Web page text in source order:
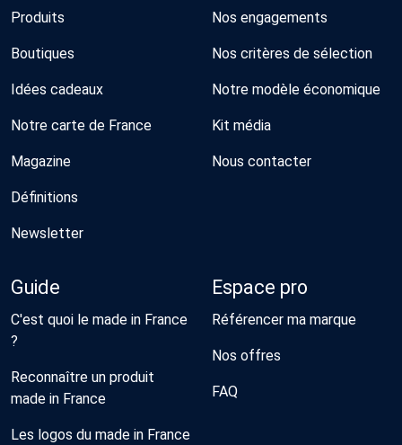
Produits
Boutiques
Idées cadeaux
Notre carte de France
Magazine
Définitions
Newsletter
Nos engagements
Nos critères de sélection
Notre modèle économique
Kit média
Nous contacter
Guide
C'est quoi le made in France
?
Reconnaître un produit
made in France
Les logos du made in France
Espace pro
Référencer ma marque
Nos offres
FAQ